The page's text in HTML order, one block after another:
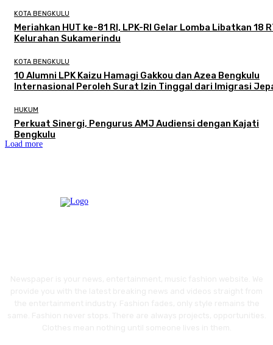
KOTA BENGKULU
Meriahkan HUT ke-81 RI, LPK-RI Gelar Lomba Libatkan 18
Kelurahan Sukamerindu
KOTA BENGKULU
‎10 Alumni LPK Kaizu Hamagi Gakkou dan Azea Bengkulu
Internasional Peroleh Surat Izin Tinggal dari Imigrasi
HUKUM
Perkuat Sinergi, Pengurus AMJ Audiensi dengan Kajati
Bengkulu
Load more